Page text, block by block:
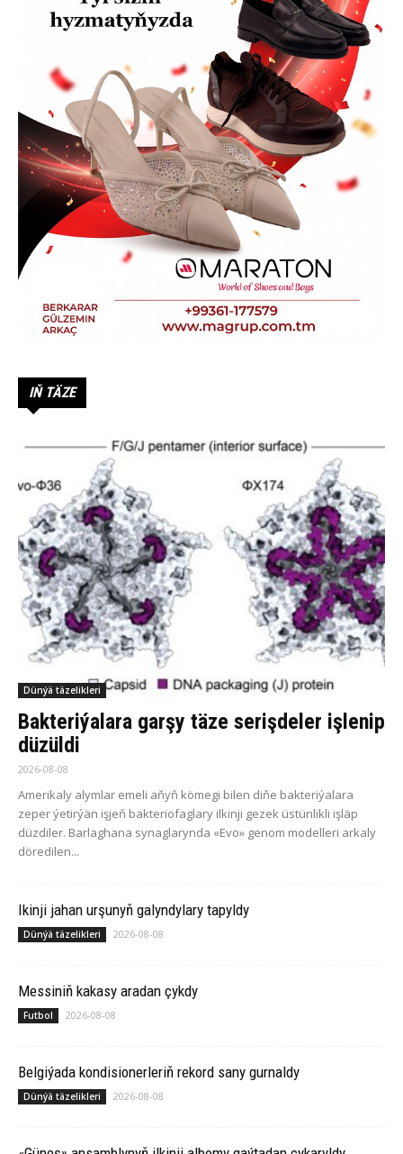
IŇ TÄZE
Dünýä täzelikleri
Bakteriýalara garşy täze serişdeler işlenip
düzüldi
2026-08-08
Amerikaly alymlar emeli aňyň kömegi bilen diňe bakteriýalara
zeper ýetirýän işjeň bakteriofaglary ilkinji gezek üstünlikli işläp
düzdiler. Barlaghana synaglarynda «Evo» genom modelleri arkaly
döredilen...
Ikinji jahan urşunyň galyndylary tapyldy
Dünýä täzelikleri 2026-08-08
Messiniň kakasy aradan çykdy
Futbol 2026-08-08
Belgiýada kondisionerleriň rekord sany gurnaldy
Dünýä täzelikleri 2026-08-08